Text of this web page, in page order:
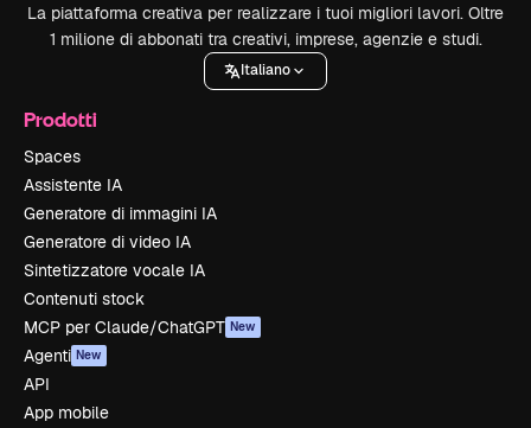
La piattaforma creativa per realizzare i tuoi migliori lavori. Oltre
1 milione di abbonati tra creativi, imprese, agenzie e studi.
Italiano
Prodotti
Spaces
Assistente IA
Generatore di immagini IA
Generatore di video IA
Sintetizzatore vocale IA
Contenuti stock
MCP per Claude/ChatGPT New
Agenti New
API
App mobile